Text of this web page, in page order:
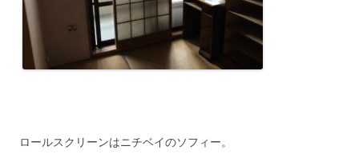
ロールスクリーンはニチベイのソフィー。